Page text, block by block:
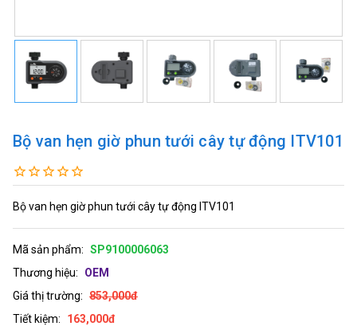
Bộ van hẹn giờ phun tưới cây tự động ITV101
Bộ van hẹn giờ phun tưới cây tự động ITV101
Mã sản phẩm: SP9100006063
Thương hiệu:
OEM
Giá thị trường: 853,000đ
Tiết kiệm:
163,000đ